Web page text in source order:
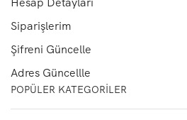
Siparişlerim
Şifreni Güncelle
Adres Güncellle
POPÜLER KATEGORILER